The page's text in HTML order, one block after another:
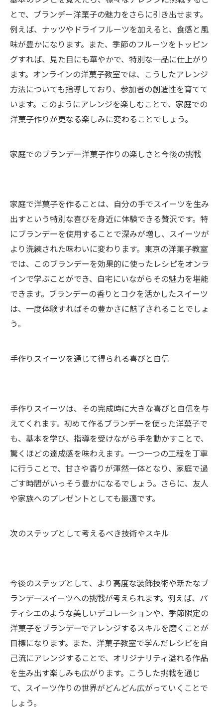
とで、ブランデー洋菓子の魅力をさらに引き出せます。
例えば、ナッツやドライフルーツを加えると、食感と風
味が豊かになります。また、季節のフルーツをトッピン
グすれば、見た目にも華やかで、特別な一品に仕上がり
ます。オンラインの洋菓子教室では、こうしたアレンジ
方法についても指導しており、参加者の創造性を育てて
います。このようにアレンジを楽しむことで、家庭での
洋菓子作りが更なる楽しみに変わることでしょう。
家庭でのブランデー洋菓子作りの楽しさと今後の挑戦
家庭で洋菓子を作ることは、自分の手でスイーツを生み
出すという特別な喜びを身近に体験できる贅沢です。特
にブランデーを使用することで深みが増し、スイーツが
より洗練された味わいに変わります。東京の洋菓子教室
では、このブランデーを効果的に使ったレシピをオンラ
インで学ぶことができ、自宅にいながらその魅力を堪能
できます。ブランデーの香りとコクを活かしたスイーツ
は、一度体験すればその豊かさに魅了されることでしょ
う。
手作りスイーツを通じて得られる喜びと自信
手作りスイーツは、その完成時に大きな喜びと自信を与
えてくれます。初めて作るブランデーを使った洋菓子で
も、基本を学び、指導を受けながら手を動かすことで、
驚くほどの達成感を味わえます。一つ一つの工程を丁寧
に行うことで、甘さや香りが渾然一体となり、家庭で過
ごす時間がいっそう豊かになるでしょう。さらに、友人
や家族へのプレゼントとしても最適です。
次のステップとして考えるべき技術やスキル
今後のステップとして、より高度な装飾技術や新たなブ
ランデースイーツへの挑戦が考えられます。例えば、パ
ティシエのような美しいデコレーションや、季節限定の
洋菓子をブランデーでアレンジするスキルを磨くことが
目標になります。また、洋菓子教室で学んだレシピを自
己流にアレンジすることで、オリジナリティ溢れる作品
を生み出す楽しみも広がります。こうした挑戦を通じ
て、スイーツ作りの世界がどんどん広がっていくことで
しょう。